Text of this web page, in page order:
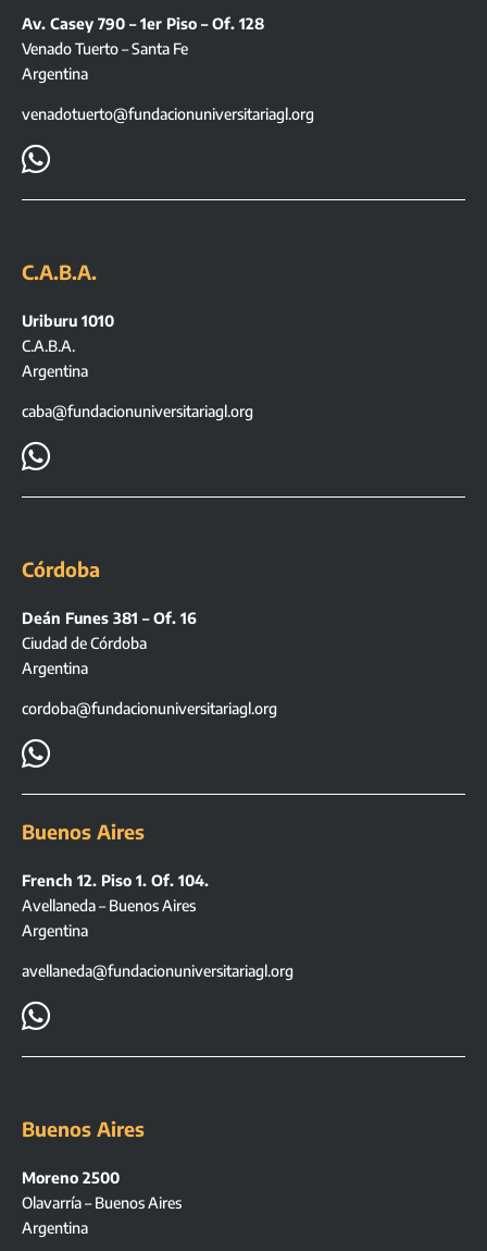
Av. Casey 790 – 1er Piso – Of. 128
Venado Tuerto – Santa Fe
Argentina
venadotuerto@fundacionuniversitariagl.org

C.A.B.A.
Uriburu 1010
C.A.B.A.
Argentina
caba@fundacionuniversitariagl.org

Córdoba
Deán Funes 381 – Of. 16
Ciudad de Córdoba
Argentina
cordoba@fundacionuniversitariagl.org

Buenos Aires
French 12. Piso 1. Of. 104.
Avellaneda – Buenos Aires
Argentina
avellaneda@fundacionuniversitariagl.org

Buenos Aires
Moreno 2500
Olavarría – Buenos Aires
Argentina